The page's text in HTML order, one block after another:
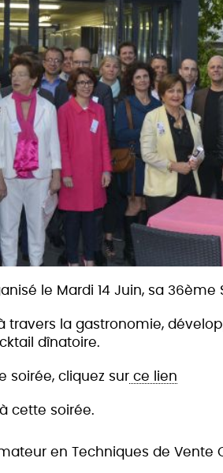
le Mardi 14 Juin, sa 36ème
la gastronomie,
dînatoire.
soirée, cliquez sur ce lien
cette soirée.
en Techniques de Vente